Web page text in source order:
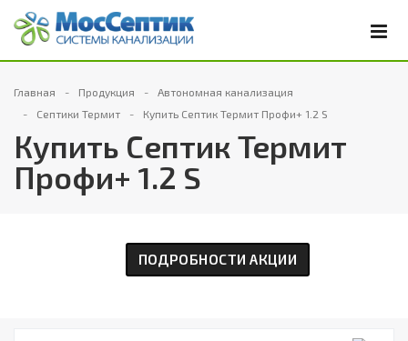
Главная Продукция
Автономная канализация
Септики Термит
Купить Септик Термит Профи+ 1.2 S
Купить Септик Термит
Профи+ 1.2 S
ПОДРОБНОСТИ АКЦИИ